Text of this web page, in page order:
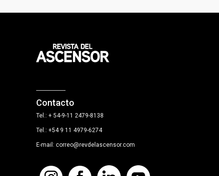
Contacto
Tel.: + 54-9-11 2479-8138
Tel.: +54 9 11 4979-6274
E-mail: correo@revdelascensor.com